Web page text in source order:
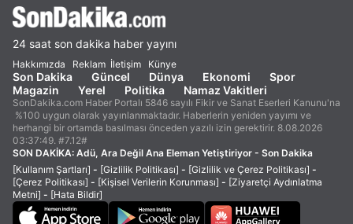
24 saat son dakika haber yayını
Hakkımızda Reklam İletişim Künye
Son Dakika Güncel Dünya Ekonomi
Spor
Magazin
Yerel Politika Namaz Vakitleri
SonDakika.com Haber Portalı 5846 sayılı Fikir ve Sanat Eserleri Kanunu'na
%100 uygun olarak yayınlanmaktadır. Haberlerin yeniden yayımı ve
herhangi bir ortamda basılması önceden yazılı izin gerektirir. 8.08.2026
03:37:49. #7.12#
SON DAKİKA: Adü, Ara Değil Ana Eleman Yetiştiriyor - Son Dakika
[Kullanım Şartları] - [Gizlilik Politikası] - [Gizlilik ve Çerez Politikası] -
[Çerez Politikası] - [Kişisel Verilerin Korunması] - [Ziyaretçi Aydınlatma
Metni] - [Hata Bildir]